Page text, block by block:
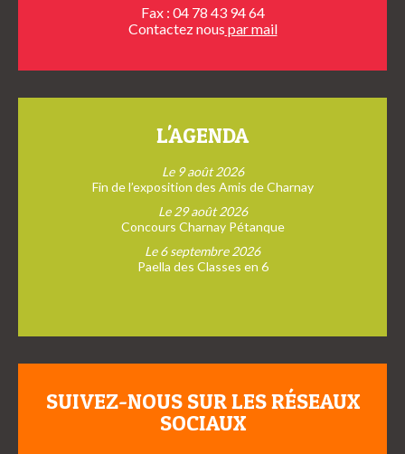
Fax : 04 78 43 94 64
Contactez nous par mail
L'AGENDA
Le 9 août 2026
Fin de l’exposition des Amis de Charnay
Le 29 août 2026
Concours Charnay Pétanque
Le 6 septembre 2026
Paella des Classes en 6
SUIVEZ-NOUS SUR LES RÉSEAUX
SOCIAUX